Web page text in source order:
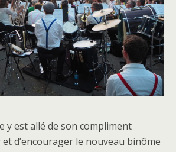
y est allé de son compliment
d’encourager le nouveau binôme